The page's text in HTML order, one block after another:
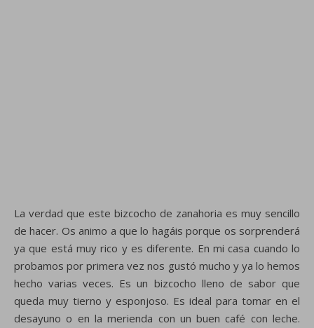
La verdad que este bizcocho de zanahoria es muy sencillo
de hacer. Os animo a que lo hagáis porque os sorprenderá
ya que está muy rico y es diferente. En mi casa cuando lo
probamos por primera vez nos gustó mucho y ya lo hemos
hecho varias veces. Es un bizcocho lleno de sabor que
queda muy tierno y esponjoso. Es ideal para tomar en el
desayuno o en la merienda con un buen café con leche.